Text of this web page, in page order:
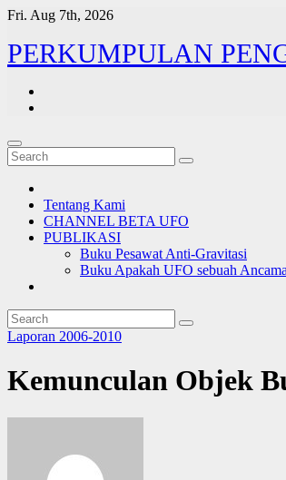
Skip
content
Fri. Aug 7th, 2026
PERKUMPULAN
Tentang Kami
CHANNEL BETA UFO
PUBLIKASI
Buku Pesawat Anti-Gravitasi
Buku Apakah UFO sebuah
Laporan 2006-2010
Kemunculan Objek